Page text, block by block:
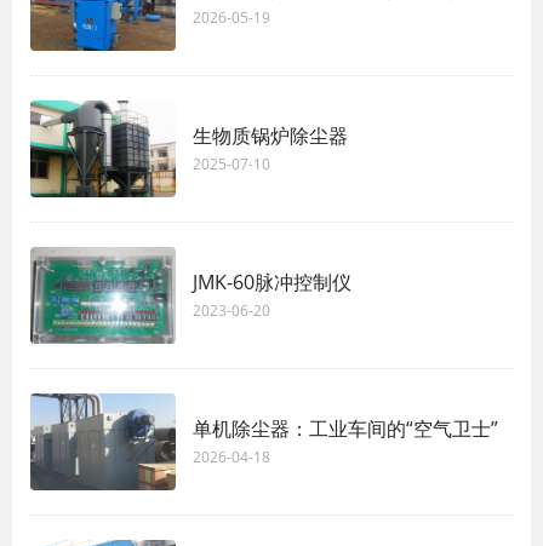
2026-05-19
生物质锅炉除尘器
2025-07-10
JMK-60脉冲控制仪
2023-06-20
单机除尘器：工业车间的“空气卫士”
2026-04-18